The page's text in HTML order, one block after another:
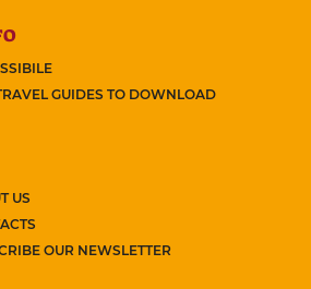
GUIDES TO DOWNLOAD
US
OUR NEWSLETTER